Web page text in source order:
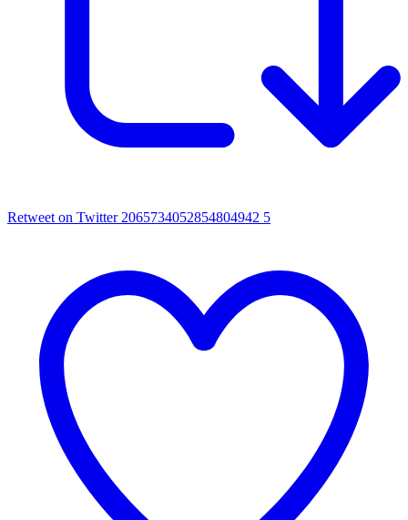
Retweet on Twitter 2065734052854804942 5